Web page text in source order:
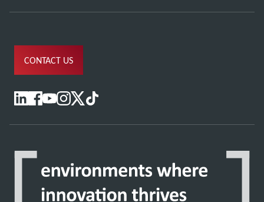
CONTACT US